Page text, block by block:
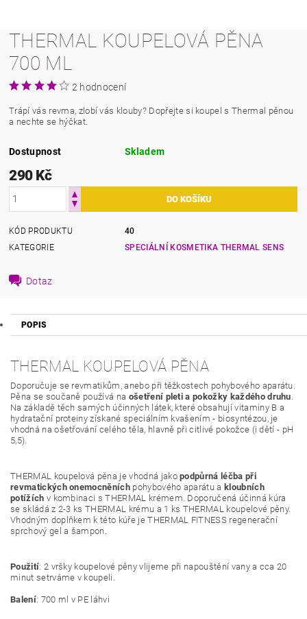
THERMAL KOUPELOVÁ PĚNA
700 ML
2 hodnocení
Trápí vás revma, zlobí vás klouby? Dopřejte si koupel s Thermal pěnou
a nechte se hýčkat.
Dostupnost Skladem
290 Kč
KÓD PRODUKTU
40
KATEGORIE
SPECIÁLNÍ KOSMETIKA THERMAL SENS
Dotaz
POPIS
THERMAL KOUPELOVÁ PĚNA
Doporučuje se revmatikům, anebo při těžkostech pohybového aparátu.
Pěna se součaně používá na ošetření pleti a pokožky každého druhu.
Na základě těch samých účinných látek, které obsahují vitaminy B a
hydratační proteiny získané speciálním kvašením - biosyntézou, je
vhodná na ošetřování celého těla, hlavně při citlivé pokožce (i dětí - pH
5,5).
THERMAL koupelová pěna je vhodná jakopodpůrná léčba při
revmatických onemocněních pohybového aparátu a kloubních
potížích v kombinaci s THERMAL krémem. Doporučená účinná kúra
se skládá z 2-3 ks THERMAL krému a 1 ks THERMAL koupelové pěny.
Vhodným doplňkem k této kúře je THERMAL FITNESS regenerační
sprchový gel a šampon.
Použití: 2 vršky koupelové pěny vlijeme při napouštění vany a cca 20
minut setrváme v koupeli.
Balení: 700 ml v PE láhvi